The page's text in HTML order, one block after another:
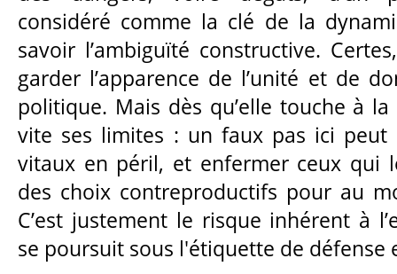
considéré comme la clé de la
savoir l’ambiguïté constructive.
garder l’apparence de l’unité et de
politique. Mais dès qu’elle touche à
vite ses limites : un faux pas ici peut
vitaux en péril, et enfermer ceux qui
des choix contreproductifs pour au
C’est justement le risque inhérent à
se poursuit sous l'étiquette de défense